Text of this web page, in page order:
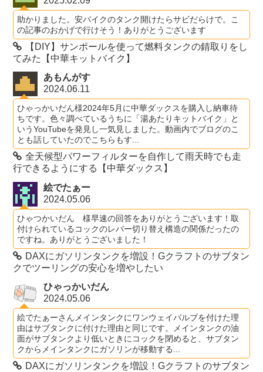
助かりました。安バイクのタンク開けたらサビだらけで。こ
の記事のおかげで行けそう！ありがとうございます
【DIY】サンポールを使って燃料タンクの錆取りをし
てみた【中華キットバイク】
あもんがす
2024.06.11
ひゃっかいだん様2024年5月に中華ダックスを購入し納車待
ちです。色々調べているうちに「湯あたりキットバイク」と
いうYouTubeを発見し一気見しました。動画内でブログのこ
とも話していたのでこちらもす...
全天候型パワーフィルターを自作して雨天時でも走
行できるようにする【中華ダックス】
絵でたぁー
2024.05.06
ひゃつかいだん 様早速の回答をありがとうございます！取
付けられているコックのレバー切り替え構造の関係だったの
ですね。ありがとうございました！
DAXにガソリンタンクを増設！Gクラフトのサブタン
クでツーリングの安心を増やしたい
ひゃっかいだん
2024.05.06
絵でたぁーさんメインタンクにワンウェイバルブを付けた理
由はサブタンクに付けた理由と同じです。メインタンクの油
面がサブタンクより低いときにコックを閉めると、サブタン
クからメインタンクにガソリンが移動する...
DAXにガソリンタンクを増設！Gクラフトのサブタン